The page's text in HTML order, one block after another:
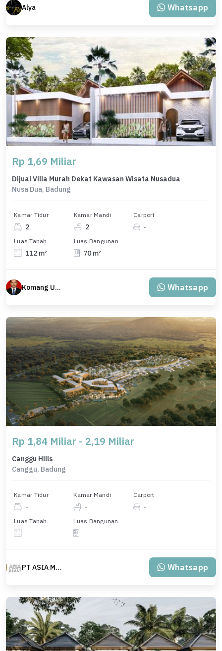
Alya Whatsapp
Rp 1,69 Miliar
Dijual Villa Murah Dekat Kawasan Wisata Nusadua
Nusa Dua, Badung
Kamar Tidur
2
Kamar Mandi
2
Carport
-
Luas Tanah
112 m²
Luas Bangunan
70 m²
Komang Udiana Whatsapp
Rp 1,84 Miliar - 2,19 Miliar
Canggu Hills
Canggu, Badung
Kamar Tidur
-
Kamar Mandi
-
Carport
-
Luas Tanah Luas Bangunan
PT ASIA MAS REALTY Whatsapp